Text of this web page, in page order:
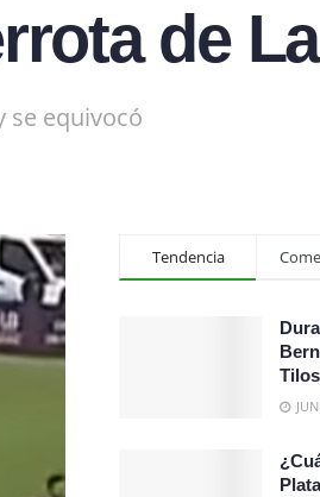
de
se equivocó
Tendencia
Tilos